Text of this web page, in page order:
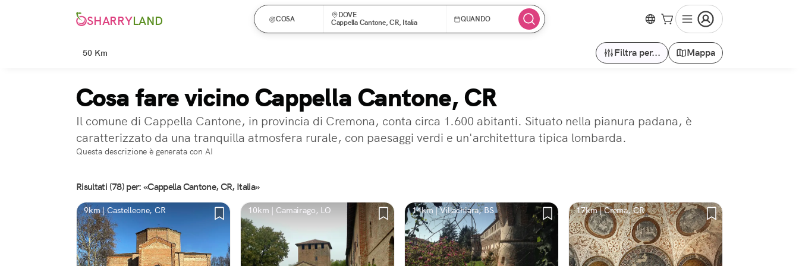
SHARRYLAND COSA
DOVE
Cappella Cantone, CR, Italia
QUANDO
50 Km Filtra per... Mappa
Cosa fare vicino Cappella Cantone, CR
Il comune di Cappella Cantone, in provincia di Cremona, conta circa 1.600 abitanti. Situato nella pianura padana, è
caratterizzato da una tranquilla atmosfera rurale, con paesaggi verdi e un'architettura tipica lombarda.
Questa descrizione è generata con AI
Risultati (78) per: «Cappella Cantone, CR, Italia»
9km | Castelleone, CR 10km | Camairago, LO 14km | Villachiara, BS 17km | Crema, CR